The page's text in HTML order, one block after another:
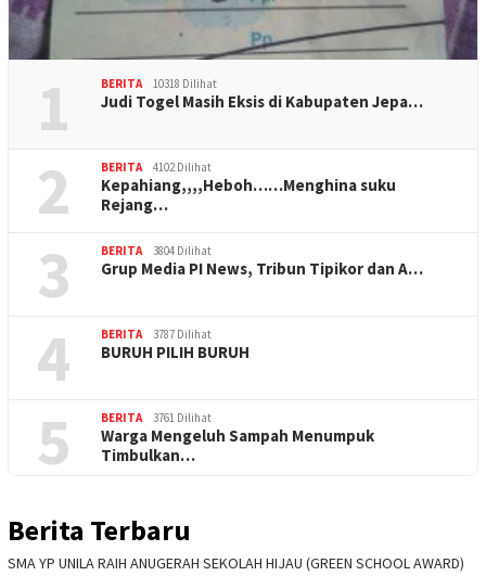
1 BERITA 10318 Dilihat
Judi Togel Masih Eksis di Kabupaten Jepa…
2 BERITA 4102 Dilihat
Kepahiang,,,,Heboh……Menghina suku
Rejang…
3 BERITA 3804 Dilihat
Grup Media PI News, Tribun Tipikor dan A…
4 BERITA 3787 Dilihat
BURUH PILIH BURUH
5 BERITA 3761 Dilihat
Warga Mengeluh Sampah Menumpuk
Timbulkan…
Berita Terbaru
SMA YP UNILA RAIH ANUGERAH SEKOLAH HIJAU (GREEN SCHOOL AWARD)